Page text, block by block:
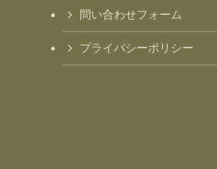
問い合わせフォーム
プライバシーポリシー